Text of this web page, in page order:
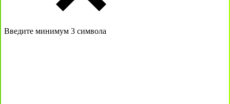
Введите минимум 3 символа